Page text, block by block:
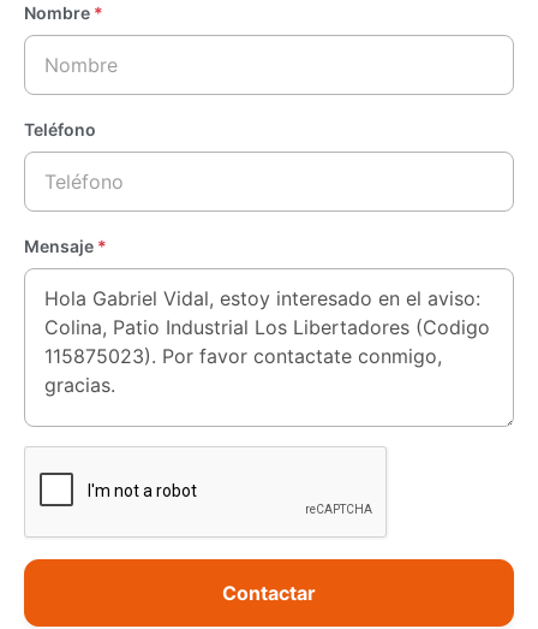
Nombre *
Teléfono
Mensaje *
Contactar